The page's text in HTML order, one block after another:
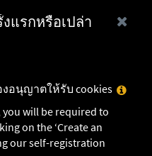
แรกหรือเปล่า
อนุญาตให้รับ cookies
will be required to
on the ‘Create an
our self-registration